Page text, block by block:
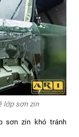
lớp sơn zin
sơn zin khó tránh